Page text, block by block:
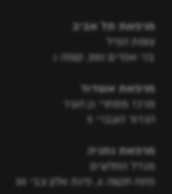
מרפאת תל אביב
צומת הפיל
בני אפרים 280, קומה 1
מרפאת אשדוד
מרכז מסחרי גן העיר
הגדוד העברי 5
מרפאת נתניה
מגדל החלוצים
פתח תקווה 6, פינת אלון צבי 20